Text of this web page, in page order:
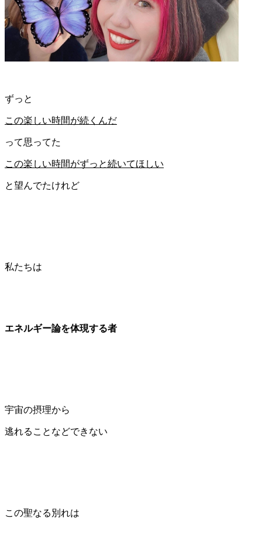
ずっと
この楽しい時間が続くんだ
って思ってた
この楽しい時間がずっと続いてほしい
と望んでたけれど
私たちは
エネルギー論を体現する者
宇宙の摂理から
逃れることなどできない
この聖なる別れは